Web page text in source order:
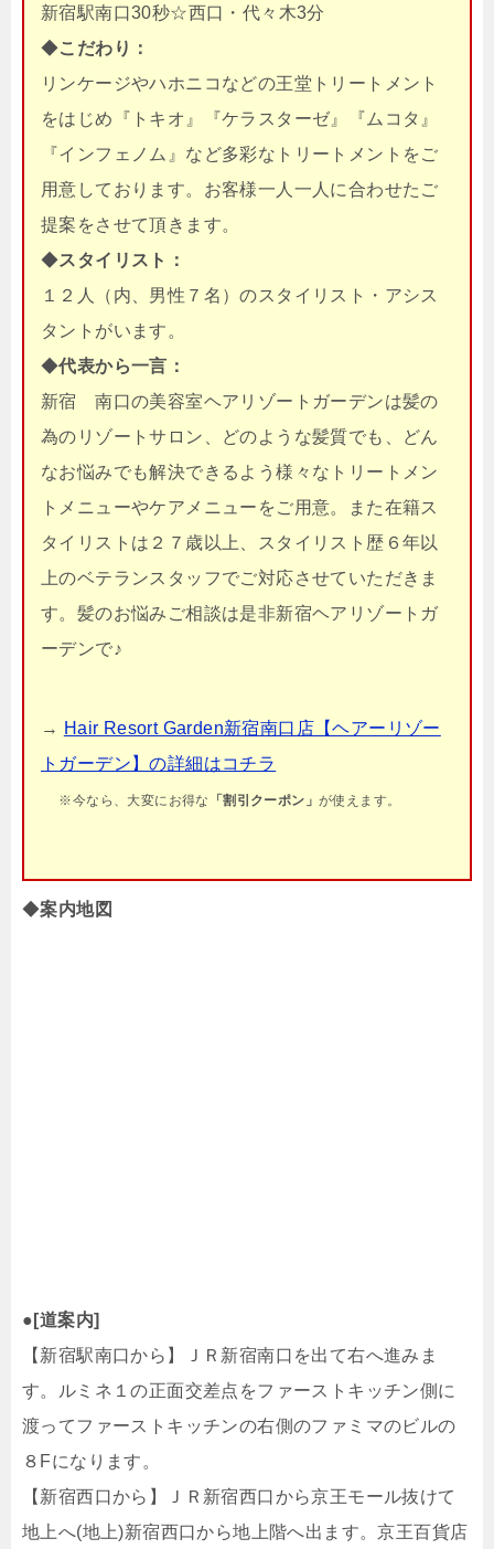
新宿駅南口30秒☆西口・代々木3分
◆こだわり：
リンケージやハホニコなどの王堂トリートメント
をはじめ『トキオ』『ケラスターゼ』『ムコタ』
『インフェノム』など多彩なトリートメントをご
用意しております。お客様一人一人に合わせたご
提案をさせて頂きます。
◆スタイリスト：
１２人（内、男性７名）のスタイリスト・アシス
タントがいます。
◆代表から一言：
新宿 南口の美容室ヘアリゾートガーデンは髪の
為のリゾートサロン、どのような髪質でも、どん
なお悩みでも解決できるよう様々なトリートメン
トメニューやケアメニューをご用意。また在籍ス
タイリストは２７歳以上、スタイリスト歴６年以
上のベテランスタッフでご対応させていただきま
す。髪のお悩みご相談は是非新宿ヘアリゾートガ
ーデンで♪
→ Hair Resort Garden新宿南口店【ヘアーリゾー
トガーデン】の詳細はコチラ
※今なら、大変にお得な 「割引クーポン」が使えます。
◆案内地図
● [道案内]
【新宿駅南口から】ＪＲ新宿南口を出て右へ進みま
す。ルミネ１の正面交差点をファーストキッチン側に
渡ってファーストキッチンの右側のファミマのビルの
８Fになります。
【新宿西口から】ＪＲ新宿西口から京王モール抜けて
地上へ(地上)新宿西口から地上階へ出ます。京王百貨店